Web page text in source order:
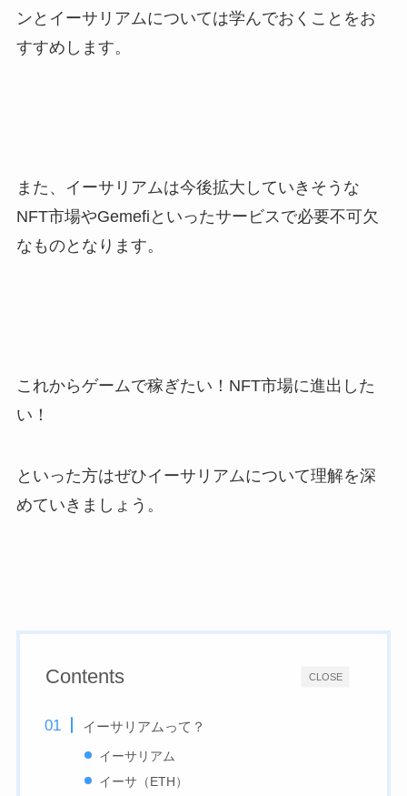
ンとイーサリアムについては学んでおくことをお
すすめします。
また、イーサリアムは今後拡大していきそうな
NFT市場やGemefiといったサービスで必要不可欠
なものとなります。
これからゲームで稼ぎたい！NFT市場に進出した
い！
といった方はぜひイーサリアムについて理解を深
めていきましょう。
CLOSE
Contents
イーサリアムって？
イーサリアム
イーサ（ETH）